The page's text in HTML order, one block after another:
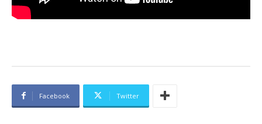
Facebook Twitter